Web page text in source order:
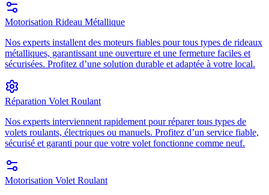
Motorisation Rideau Métallique
Nos experts installent des moteurs fiables pour tous types de rideaux
métalliques, garantissant une ouverture et une fermeture faciles et
sécurisées. Profitez d’une solution durable et adaptée à votre local.
Réparation Volet Roulant
Nos experts interviennent rapidement pour réparer tous types de
volets roulants, électriques ou manuels. Profitez d’un service fiable,
sécurisé et garanti pour que votre volet fonctionne comme neuf.
Motorisation Volet Roulant